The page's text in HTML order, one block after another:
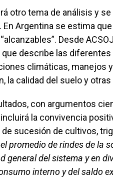
otro tema de análisis y
Argentina se estima
Desde
describe las
climáticas, manejos
la calidad del suelo y
con argumentos
la convivencia
sucesión de cultivos,
promedio de rindes de la
general del sistema y en
interno y del saldo